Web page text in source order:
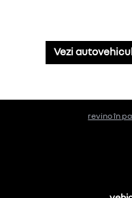
Vezi
revino în